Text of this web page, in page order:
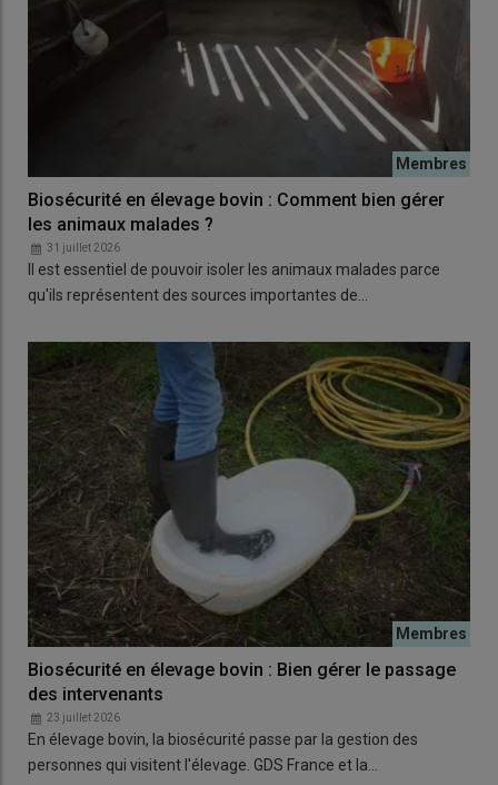
Biosécurité en élevage bovin : Comment bien gérer
les animaux malades ?
31 juillet 2026
Il est essentiel de pouvoir isoler les animaux malades parce
qu'ils représentent des sources importantes de…
Biosécurité en élevage bovin : Bien gérer le passage
des intervenants
23 juillet 2026
En élevage bovin, la biosécurité passe par la gestion des
personnes qui visitent l'élevage. GDS France et la…